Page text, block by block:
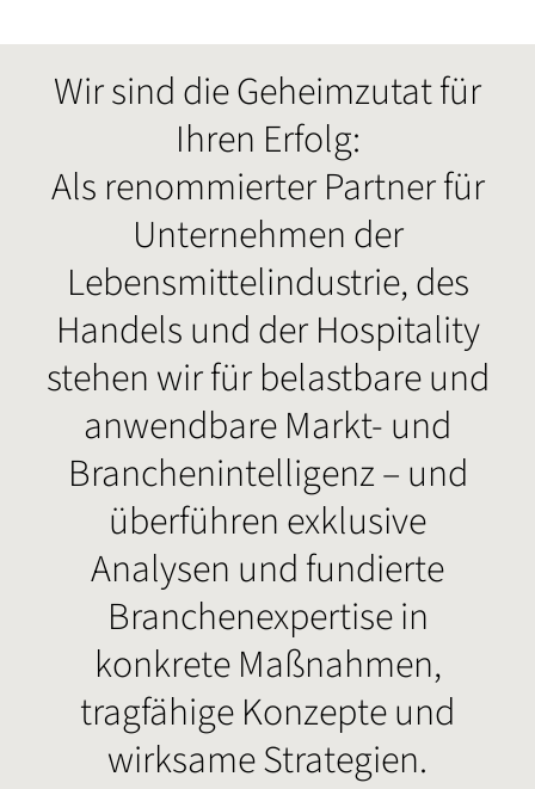
Wir sind die Geheimzutat für
Ihren Erfolg:
Als renommierter Partner für
Unternehmen der
Lebensmittelindustrie, des
Handels und der Hospitality
stehen wir für belastbare und
anwendbare Markt- und
Branchenintelligenz – und
überführen exklusive
Analysen und fundierte
Branchenexpertise in
konkrete Maßnahmen,
tragfähige Konzepte und
wirksame Strategien.